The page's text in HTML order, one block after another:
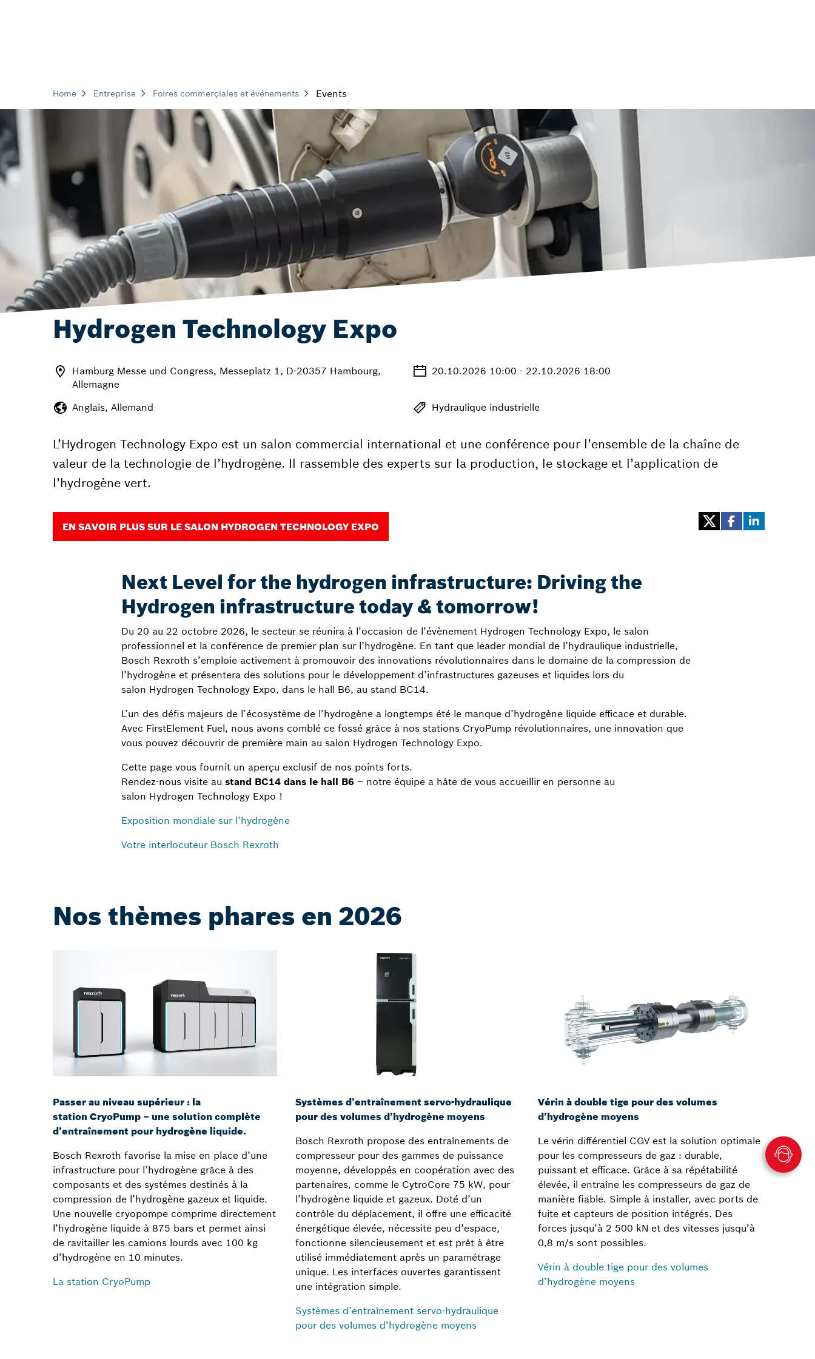
Home Entreprise Foires commerçiales et événements Events
Hydrogen Technology Expo
Hamburg Messe und Congress, Messeplatz 1, D-20357 Hambourg,
Allemagne
20.10.2026 10:00 - 22.10.2026 18:00
Anglais, Allemand Hydraulique industrielle
L’Hydrogen Technology Expo est un salon commercial international et une conférence pour l’ensemble de la chaîne de
valeur de la technologie de l’hydrogène. Il rassemble des experts sur la production, le stockage et l’application de
l’hydrogène vert.
EN SAVOIR PLUS SUR LE SALON HYDROGEN TECHNOLOGY EXPO
Next Level for the hydrogen infrastructure: Driving the
Hydrogen infrastructure today & tomorrow!
Du 20 au 22 octobre 2026, le secteur se réunira à l’occasion de l’évènement Hydrogen Technology Expo, le salon
professionnel et la conférence de premier plan sur l’hydrogène. En tant que leader mondial de l’hydraulique industrielle,
Bosch Rexroth s’emploie activement à promouvoir des innovations révolutionnaires dans le domaine de la compression de
l’hydrogène et présentera des solutions pour le développement d’infrastructures gazeuses et liquides lors du
salon Hydrogen Technology Expo, dans le hall B6, au stand BC14.
L’un des défis majeurs de l’écosystème de l’hydrogène a longtemps été le manque d’hydrogène liquide efficace et durable.
Avec FirstElement Fuel, nous avons comblé ce fossé grâce à nos stations CryoPump révolutionnaires, une innovation que
vous pouvez découvrir de première main au salon Hydrogen Technology Expo.
Cette page vous fournit un aperçu exclusif de nos points forts.
Rendez-nous visite au stand BC14 dans le hall B6– notre équipe a hâte de vous accueillir en personne au
salon Hydrogen Technology Expo !
Exposition mondiale sur l’hydrogène
Votre interlocuteur Bosch Rexroth
Nos thèmes phares en 2026
Passer au niveau supérieur : la
station CryoPump – une solution complète
d’entraînement pour hydrogène liquide.
Bosch Rexroth favorise la mise en place d’une
infrastructure pour l’hydrogène grâce à des
composants et des systèmes destinés à la
compression de l’hydrogène gazeux et liquide.
Une nouvelle cryopompe comprime directement
l’hydrogène liquide à 875 bars et permet ainsi
de ravitailler les camions lourds avec 100 kg
d’hydrogène en 10 minutes.
La station CryoPump
Systèmes d’entraînement servo-hydraulique
pour des volumes d’hydrogène moyens
Bosch Rexroth propose des entraînements de
compresseur pour des gammes de puissance
moyenne, développés en coopération avec des
partenaires, comme le CytroCore 75 kW, pour
l’hydrogène liquide et gazeux. Doté d’un
contrôle du déplacement, il offre une efficacité
énergétique élevée, nécessite peu d’espace,
fonctionne silencieusement et est prêt à être
utilisé immédiatement après un paramétrage
unique. Les interfaces ouvertes garantissent
une intégration simple.
Systèmes d’entraînement servo-hydraulique
pour des volumes d’hydrogène moyens
Vérin à double tige pour des volumes
d’hydrogène moyens
Le vérin différentiel CGV est la solution optimale
pour les compresseurs de gaz : durable,
puissant et efficace. Grâce à sa répétabilité
élevée, il entraîne les compresseurs de gaz de
manière fiable. Simple à installer, avec ports de
fuite et capteurs de position intégrés. Des
forces jusqu’à 2 500 kN et des vitesses jusqu’à
0,8 m/s sont possibles.
Vérin à double tige pour des volumes
d’hydrogène moyens